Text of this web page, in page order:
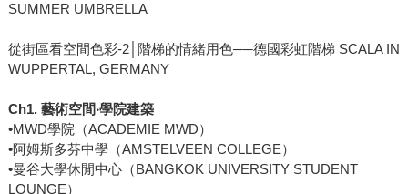
SUMMER UMBRELLA
從街區看空間色彩-2│階梯的情緒用色──德國彩虹階梯 SCALA IN
WUPPERTAL, GERMANY
Ch1. 藝術空間‧學院建築
•MWD學院（ACADEMIE MWD）
•阿姆斯多芬中學（AMSTELVEEN COLLEGE）
•曼谷大學休閒中心（BANGKOK UNIVERSITY STUDENT
LOUNGE）